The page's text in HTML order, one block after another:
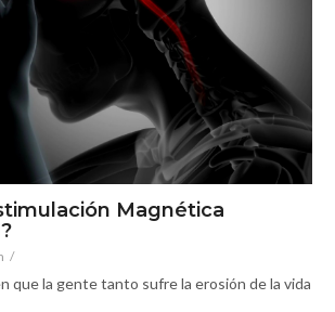
Magnética
/
que la gente tanto sufre la erosión de la vida